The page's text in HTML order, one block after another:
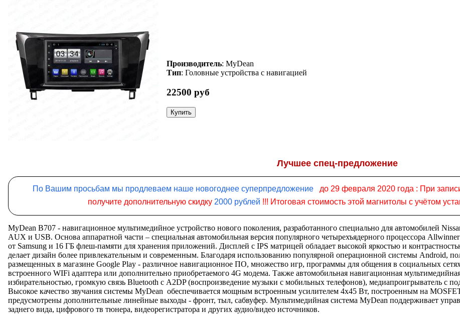
Производитель: MyDean
Тип: Головные устройства с навигацией
22500 руб
Лучшее спец-предложение
По Вашим просьбам мы продлеваем наше новогоднее суперпредложение до 29 февраля 2020 года : При
получите дополнительную скидку 2000 рублей !!! Итоговая стоимость этой магнитолы с учётом
MyDean B707 - навигационное мультимедийное устройство нового поколения, разработанного специально для автомобилей
AUX и USB. Основа аппаратной части – специальная автомобильная версия популярного четырехъядерного процессора
от Samsung и 16 ГБ флeш-памяти для хранения приложений. Дисплей с IPS матрицей обладает высокой яркостью и
делает дизайн более привлекательным и современным. Благодаря использованию популярной операционной системы Android,
размещенных в магазине Google Play - различное навигационное ПО, множество игр, программы для общения в социальных
встроенного WIFi адаптера или дополнительно приобретаемого 4G модема. Также автомобильная навигационная
избирательностью, громкую связь Bluetooth с A2DP (воспроизведение музыки с мобильных телефонов), медиапроигрыватель с
Высокое качество звучания системы MyDean обеспечивается мощным встроенным усилителем 4x45 Вт, построенным на
предусмотрены дополнительные линейные выходы - фронт, тыл, сабвуфер. Мультимедийная система MyDean поддерживает
заднего вида, цифрового тв тюнера, видеорегистратора и других аудио/видео источников.